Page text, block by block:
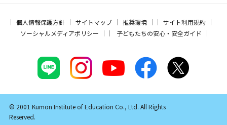
個人情報保護方針 サイトマップ 推奨環境
サイト利用規約
ソーシャルメディアポリシー
子どもたちの安心・安全ガイド
© 2001 Kumon Institute of Education Co., Ltd. All Rights
Reserved.